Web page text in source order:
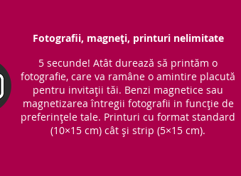
Fotografii, magneți, printuri nelimitate
5 secunde! Atât durează să printăm o
fotografie, care va ramâne o amintire placută
pentru invitații tăi. Benzi magnetice sau
magnetizarea întregii fotografii in funcție de
preferințele tale. Printuri cu format standard
(10×15 cm) cât și strip (5×15 cm).